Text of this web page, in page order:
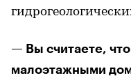
— Вы считаете,
малоэтажными